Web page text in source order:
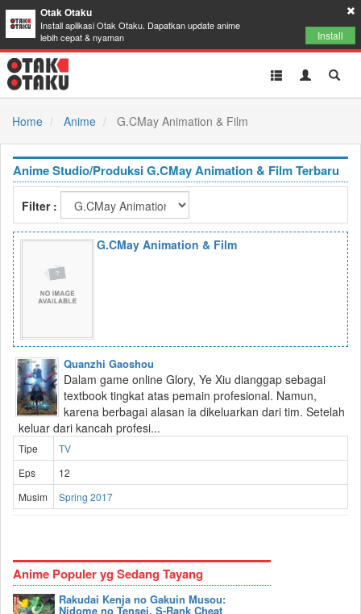
Otak Otaku
Install aplikasi Otak Otaku. Dapatkan update anime
lebih cepat & nyaman
Install
Toggle
Toggle
Home
Anime G.CMay Animation & Film
Anime Studio/Produksi G.CMay Animation & Film Terbaru
Filter :
G.CMay Animation & Film
Quanzhi Gaoshou
Dalam game online Glory, Ye Xiu dianggap sebagai
textbook tingkat atas pemain profesional. Namun,
karena berbagai alasan ia dikeluarkan dari tim. Setelah
keluar dari kancah profesi...
Tipe
TV
Eps
12
Musim
Spring 2017
Anime Populer yg Sedang Tayang
Rakudai Kenja no Gakuin Musou:
Nidome no Tensei, S-Rank Cheat